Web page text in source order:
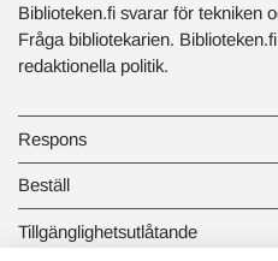
Biblioteken.fi svarar för tekniken
Fråga bibliotekarien.
redaktionella politik.
Respons
Beställ
Tillgänglighetsutlåtande